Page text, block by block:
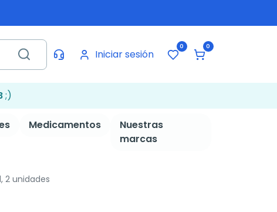
Iniciar sesión
0 0
;)
Medicamentos
Nuestras
marcas
2 unidades